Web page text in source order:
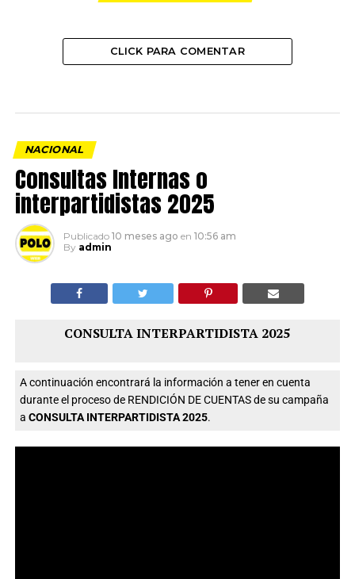
CLICK PARA COMENTAR
NACIONAL
Consultas Internas o
interpartidistas 2025
Publicado 10 meses ago en 10:56 am
By admin
CONSULTA INTERPARTIDISTA 2025
A continuación encontrará la información a tener en cuenta
durante el proceso de RENDICIÓN DE CUENTAS de su campaña
a CONSULTA INTERPARTIDISTA 2025.